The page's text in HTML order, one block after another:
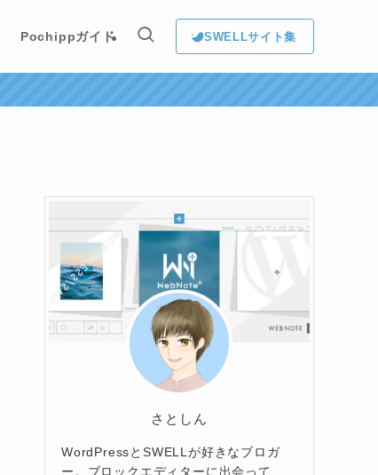
Pochippガイド SWELLサイト集
さとしん
WordPressとSWELLが好きなブロガ
ー。ブロックエディターに出会って